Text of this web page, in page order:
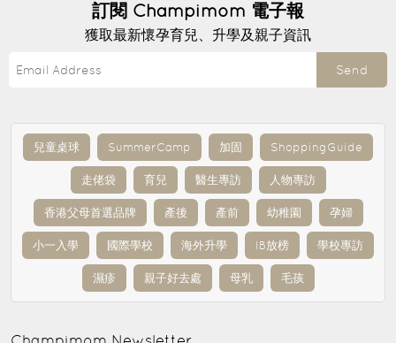
訂閱 Champimom 電子報
獲取最新懷孕育兒、升學及親子資訊
Send
兒童桌球 SummerCamp 加固 ShoppingGuide
走佬袋 育兒 醫生專訪 人物專訪
香港父母首選品牌 產後 產前 幼稚園 孕婦
小一入學 國際學校 海外升學 IB放榜 學校專訪
濕疹 親子好去處 母乳 毛孩